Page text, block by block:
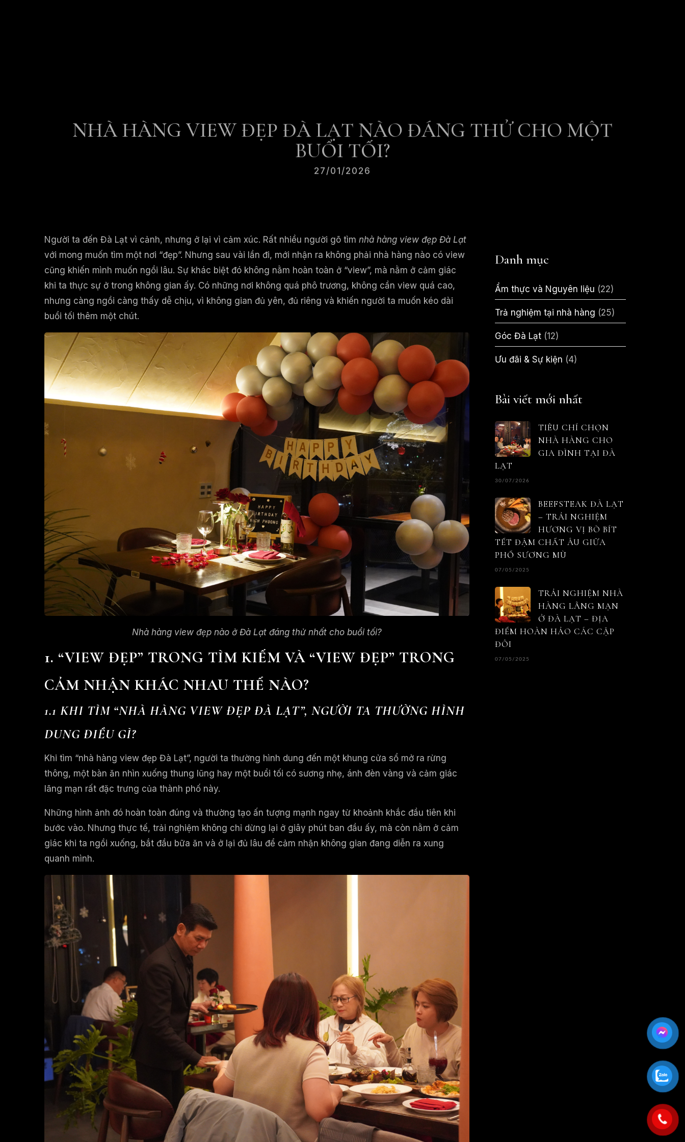
NHÀ HÀNG VIEW ĐẸP ĐÀ LẠT NÀO ĐÁNG THỬ CHO MỘT
BUỔI TỐI?
27/01/2026
Người ta đến Đà Lạt vì cảnh, nhưng ở lại vì cảm xúc. Rất nhiều người gõ tìm nhà hàng view đẹp Đà Lạt
với mong muốn tìm một nơi “đẹp”. Nhưng sau vài lần đi, mới nhận ra không phải nhà hàng nào có view
cũng khiến mình muốn ngồi lâu. Sự khác biệt đó không nằm hoàn toàn ở “view”, mà nằm ở cảm giác
khi ta thực sự ở trong không gian ấy. Có những nơi không quá phô trương, không cần view quá cao,
nhưng càng ngồi càng thấy dễ chịu, vì không gian đủ yên, đủ riêng và khiến người ta muốn kéo dài
buổi tối thêm một chút.
Nhà hàng view đẹp nào ở Đà Lạt đáng thử nhất cho buổi tối?
1. “VIEW ĐẸP” TRONG TÌM KIẾM VÀ “VIEW ĐẸP” TRONG
CẢM NHẬN KHÁC NHAU THẾ NÀO?
1.1 KHI TÌM “NHÀ HÀNG VIEW ĐẸP ĐÀ LẠT”, NGƯỜI TA THƯỜNG HÌNH
DUNG ĐIỀU GÌ?
Khi tìm “nhà hàng view đẹp Đà Lạt”, người ta thường hình dung đến một khung cửa sổ mở ra rừng
thông, một bàn ăn nhìn xuống thung lũng hay một buổi tối có sương nhẹ, ánh đèn vàng và cảm giác
lãng mạn rất đặc trưng của thành phố này.
Những hình ảnh đó hoàn toàn đúng và thường tạo ấn tượng mạnh ngay từ khoảnh khắc đầu tiên khi
bước vào. Nhưng thực tế, trải nghiệm không chỉ dừng lại ở giây phút ban đầu ấy, mà còn nằm ở cảm
giác khi ta ngồi xuống, bắt đầu bữa ăn và ở lại đủ lâu để cảm nhận không gian đang diễn ra xung
quanh mình.
Danh mục
Ẩm thực và Nguyên liệu (22)
Trả nghiệm tại nhà hàng (25)
Góc Đà Lạt (12)
Ưu đãi & Sự kiện (4)
Bài viết mới nhất
TIÊU CHÍ CHỌN
NHÀ HÀNG CHO
GIA ĐÌNH TẠI ĐÀ
LẠT
30/07/2026
BEEFSTEAK ĐÀ LẠT
– TRẢI NGHIỆM
HƯƠNG VỊ BÒ BÍT
TẾT ĐẬM CHẤT ÂU GIỮA
PHỐ SƯƠNG MÙ
07/05/2025
TRẢI NGHIỆM NHÀ
HÀNG LÃNG MẠN
Ở ĐÀ LẠT – ĐỊA
ĐIỂM HOÀN HẢO CÁC CẶP
ĐÔI
07/05/2025